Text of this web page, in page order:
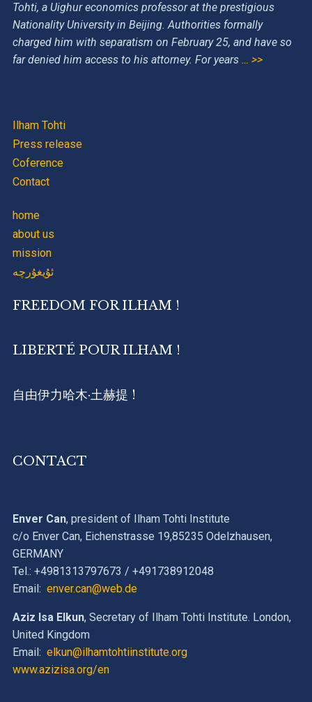
Tohti, a Uighur economics professor at the prestigious
Nationality University in Beijing. Authorities formally
charged him with separatism on February 25, and have so
far denied him access to his attorney. For years … >>
Ilham Tohti
Press release
Coference
Contact
home
about us
mission
ئۇيغۇرچە
FREEDOM FOR ILHAM !
LIBERTÉ POUR ILHAM !
自由伊力哈木·土赫提 !
CONTACT
Enver Can, president of Ilham Tohti Institute
c/o Enver Can, Eichenstrasse 19,85235 Odelzhausen,
GERMANY
Tel.: +4981313797673 / +491738912048
Email: enver.can@web.de
Aziz Isa Elkun, Secretary of Ilham Tohti Institute. London,
United Kingdom
Email: elkun@ilhamtohtiinstitute.org
www.azizisa.org/en